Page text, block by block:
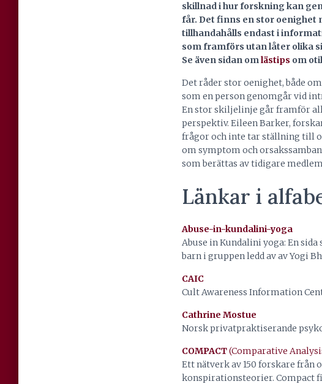
skillnad i hur forskning kan
får. Det finns en stor oenighet
tillhandahålls endast i
som framförs utan låter olika
Se även sidan omlästips om
Det råder stor oenighet, både
som en person genomgår vid
En stor skiljelinje går framför
perspektiv. Eileen Barker,
frågor och inte tar ställning till
om symptom och
som berättas av tidigare
Länkar i
Abuse-in-kundalini-yoga
Abuse in Kundalini yoga: En
barn i gruppen ledd av av Yogi
CAIC
Cult Awareness Information
Cathrine Mostue
Norsk privatpraktiserande
COMPACT(Comparative
Ett nätverk av 150 forskare från
konspirationsteorier. Compact